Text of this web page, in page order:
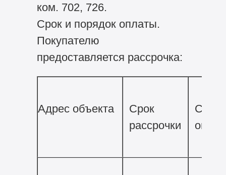
ком. 702, 726.
Срок и порядок оплаты.
Покупателю
предоставляется рассрочка:
Адрес объекта
Срок
рассрочки
Срок